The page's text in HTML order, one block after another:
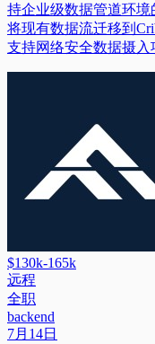
持企业级数据管道环
将现有数据流迁移到
支持网络安全数据摄入
$130k-165k
远程
全职
backend
7月14日